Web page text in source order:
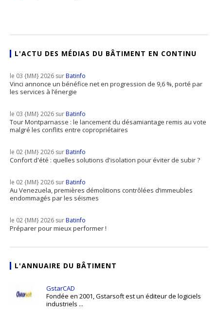
L'ACTU DES MÉDIAS DU BÂTIMENT EN CONTINU
le 03 {MM} 2026 surBatinfo
Vinci annonce un bénéfice net en progression de 9,6 %, porté par
les services à l’énergie
le 03 {MM} 2026 surBatinfo
Tour Montparnasse : le lancement du désamiantage remis au vote
malgré les conflits entre copropriétaires
le 02 {MM} 2026 surBatinfo
Confort d'été : quelles solutions d'isolation pour éviter de subir ?
le 02 {MM} 2026 surBatinfo
Au Venezuela, premières démolitions contrôlées d’immeubles
endommagés par les séismes
le 02 {MM} 2026 surBatinfo
Préparer pour mieux performer !
L'ANNUAIRE DU BÂTIMENT
GstarCAD
Fondée en 2001, Gstarsoft est un éditeur de logiciels
industriels ...